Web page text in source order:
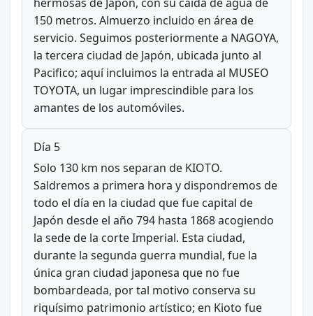
150 metros. Almuerzo incluido en área de
servicio. Seguimos posteriormente a NAGOYA,
la tercera ciudad de Japón, ubicada junto al
Pacifico; aquí incluimos la entrada al MUSEO
TOYOTA, un lugar imprescindible para los
amantes de los automóviles.
Día 5
Solo 130 km nos separan de KIOTO.
Saldremos a primera hora y dispondremos de
todo el día en la ciudad que fue capital de
Japón desde el año 794 hasta 1868 acogiendo
la sede de la corte Imperial. Esta ciudad,
durante la segunda guerra mundial, fue la
única gran ciudad japonesa que no fue
bombardeada, por tal motivo conserva su
riquísimo patrimonio artístico; en Kioto fue